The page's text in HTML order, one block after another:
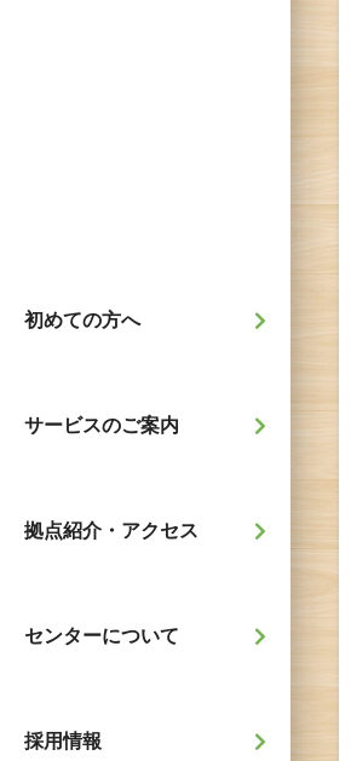
初めての方へ
サービスのご案内
拠点紹介・アクセス
センターについて
採用情報